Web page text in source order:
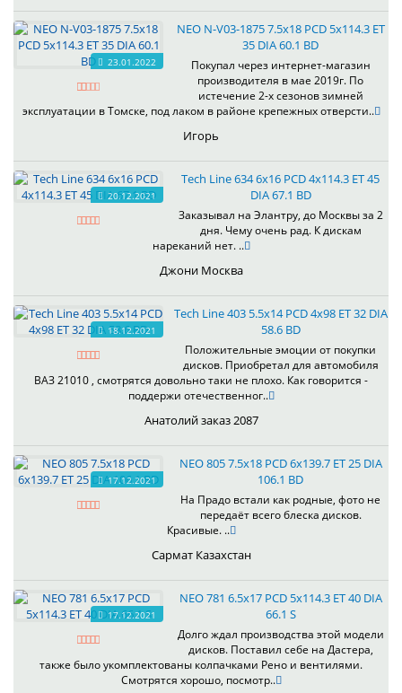
23.01.2022
NEO N-V03-1875 7.5x18 PCD 5x114.3 ET
35 DIA 60.1 BD
Покупал через интернет-магазин
производителя в мае 2019г. По
истечение 2-х сезонов зимней
эксплуатации в Томске, под лаком в районе крепежных отверсти..
Игорь
20.12.2021
Tech Line 634 6x16 PCD 4x114.3 ET 45
DIA 67.1 BD
Заказывал на Элантру, до Москвы за 2
дня. Чему очень рад. К дискам
нареканий нет. ..
Джони Москва
18.12.2021
Tech Line 403 5.5x14 PCD 4x98 ET 32 DIA
58.6 BD
Положительные эмоции от покупки
дисков. Приобретал для автомобиля
ВАЗ 21010 , смотрятся довольно таки не плохо. Как говорится -
поддержи отечественног..
Анатолий заказ 2087
17.12.2021
NEO 805 7.5x18 PCD 6x139.7 ET 25 DIA
106.1 BD
На Прадо встали как родные, фото не
передаёт всего блеска дисков.
Красивые. ..
Сармат Казахстан
17.12.2021
NEO 781 6.5x17 PCD 5x114.3 ET 40 DIA
66.1 S
Долго ждал производства этой модели
дисков. Поставил себе на Дастера,
также было укомплектованы колпачками Рено и вентилями.
Смотрятся хорошо, посмотр..